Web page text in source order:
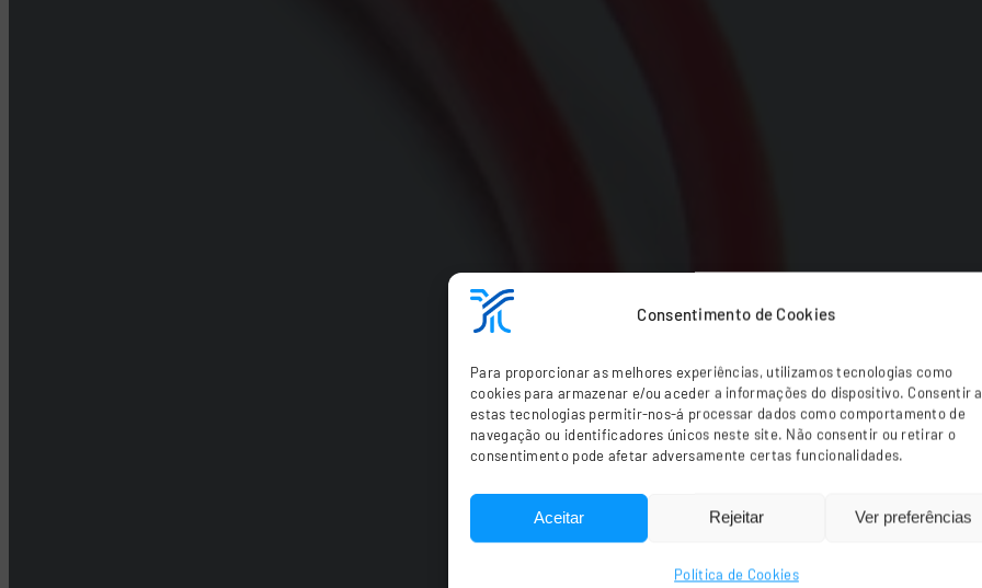
Consentimento de Cookies
Para proporcionar as melhores experiências, utilizamos tecnologias como
cookies para armazenar e/ou aceder a informações do dispositivo. Consentir a
estas tecnologias permitir-nos-á processar dados como comportamento de
navegação ou identificadores únicos neste site. Não consentir ou retirar o
consentimento pode afetar adversamente certas funcionalidades.
Aceitar Rejeitar Ver preferências
Política de Cookies